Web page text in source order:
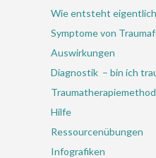
Wie entsteht eigentlich
Symptome von
Auswirkungen
Diagnostik – bin ich
Hilfe
Ressourcenübungen
Infografiken